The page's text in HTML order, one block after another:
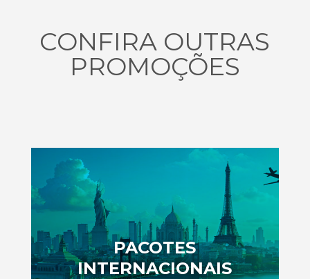
CONFIRA OUTRAS
PROMOÇÕES
PACOTES
INTERNACIONAIS